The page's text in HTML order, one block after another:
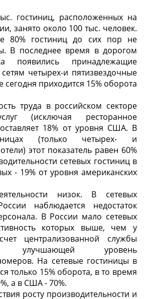
гостиниц, расположенных на
занято около 100 тыс. человек.
80% гостиниц до сих пор не
В последнее время в дорогом
появились принадлежащие
четырех-и пятизвездочные
сегодня приходится 15% оборота
труда в российском секторе
(исключая ресторанное
18% от уровня США. В
(только четырех- и
этот показатель равен 60%
сетевых гостиниц в
- 19% от уровня американских
низок. В сетевых
наблюдается недостаток
В России мало сетевых
которых выше, чем у
централизованной службы
улучшающей уровень
На сетевые гостиницы в
только 15% оборота, в то время
а в США - 70%.
росту производительности и